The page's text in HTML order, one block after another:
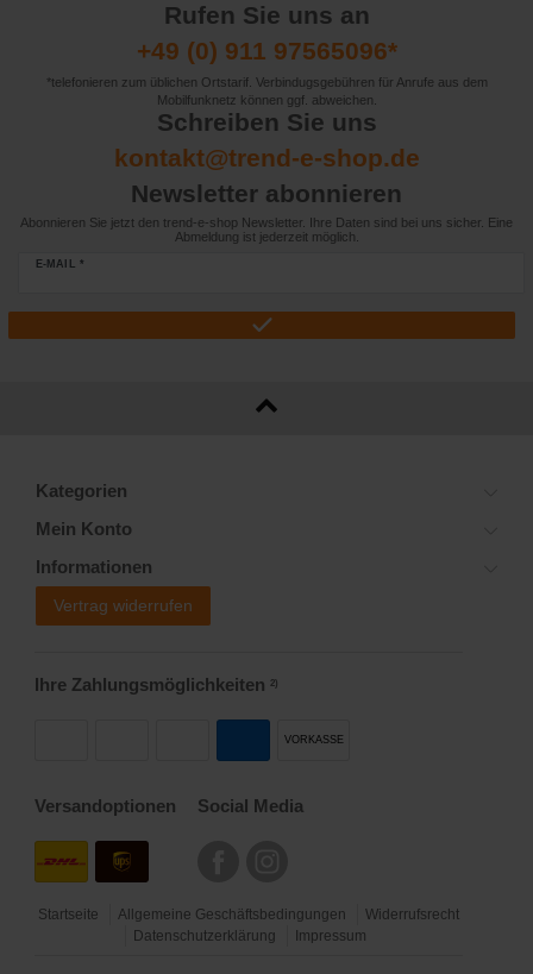
Rufen Sie uns an
+49 (0) 911 97565096*
*telefonieren zum üblichen Ortstarif. Verbindugsgebühren für Anrufe aus dem
Mobilfunknetz können ggf. abweichen.
Schreiben Sie uns
kontakt@trend-e-shop.de
Newsletter abonnieren
Abonnieren Sie jetzt den trend-e-shop Newsletter. Ihre Daten sind bei uns sicher. Eine
Abmeldung ist jederzeit möglich.
E-MAIL *
Kategorien
Mein Konto
Informationen
Vertrag widerrufen
Ihre Zahlungsmöglichkeiten 2)
VORKASSE
Versandoptionen Social Media
Startseite Allgemeine Geschäftsbedingungen
Widerrufsrecht
Datenschutzerklärung
Impressum